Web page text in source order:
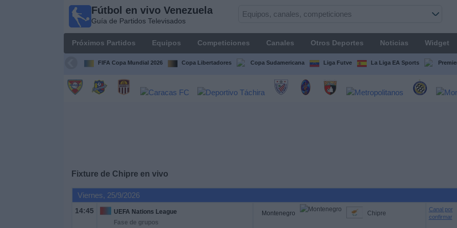
Fútbol en vivo Venezuela
Guía de Partidos Televisados
Próximos Partidos Equipos Competiciones Canales Otros Deportes Noticias Widget
FIFA Copa Mundial 2026 Copa Libertadores Copa Sudamericana Liga Futve La Liga EA Sports
Fixture de Chipre en vivo
Viernes, 25/9/2026
14:45
UEFA Nations League
Fase de grupos
Montenegro Chipre
Canal por
confirmar
Fútbol en
Venezuela